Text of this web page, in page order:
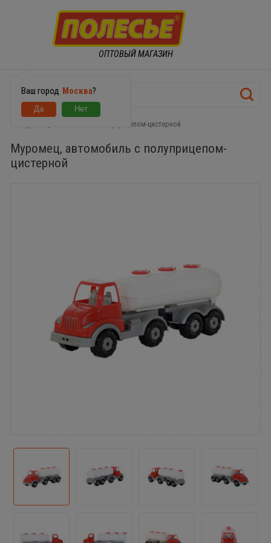
ОПТОВЫЙ МАГАЗИН
Ваш город Москва?
Муромец, автомобиль с полуприцепом-цистерной
Муромец, автомобиль с полуприцепом-
цистерной